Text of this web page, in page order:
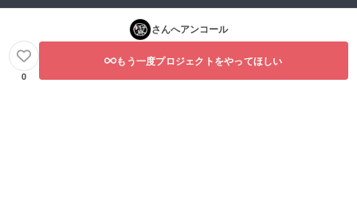
さんへアンコール
0
もう一度プロジェクトをやってほしい